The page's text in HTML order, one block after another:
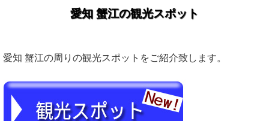
愛知 蟹江の観光スポット
愛知 蟹江の周りの観光スポットをご紹介致します。